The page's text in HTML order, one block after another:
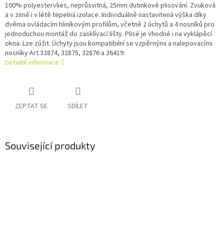
100% polyestervlies, neprůsvitná, 25mm dutinkové plisování. Zvuková
a v zimě i v létě tepelná izolace. Individuálně nastavitená výška díky
dvěma ovládacím hliníkovým profilům, včetně 2 úchytů a 4 nosníků pro
jednoduchou montáž do zasklívací lišty. Plisé je vhodné i na vyklápěcí
okna. Lze zúžit. Úchyty jsou kompatibilní se vzpěrnými a nalepovacími
nosníky Art.32874, 32875, 32876 a 36419.
Detailní informace
ZEPTAT SE SDÍLET
Související produkty